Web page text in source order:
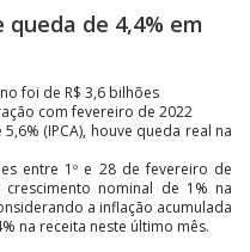
queda de 4,4% em
foi de R$ 3,6 bilhões
com fevereiro de 2022
(IPCA), houve queda real na
entre 1º e 28 de fevereiro de
nominal de 1% na
a inflação acumulada
na receita neste último mês.